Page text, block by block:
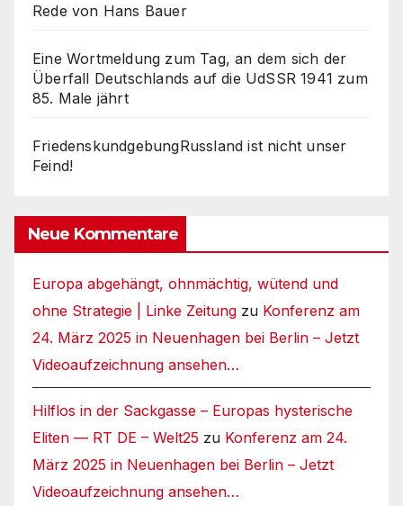
Rede von Hans Bauer
Eine Wortmeldung zum Tag, an dem sich der
Überfall Deutschlands auf die UdSSR 1941 zum
85. Male jährt
FriedenskundgebungRussland ist nicht unser
Feind!
Neue Kommentare
Europa abgehängt, ohnmächtig, wütend und
ohne Strategie | Linke Zeitung zu Konferenz am
24. März 2025 in Neuenhagen bei Berlin – Jetzt
Videoaufzeichnung ansehen…
Hilflos in der Sackgasse – Europas hysterische
Eliten — RT DE – Welt25 zu Konferenz am 24.
März 2025 in Neuenhagen bei Berlin – Jetzt
Videoaufzeichnung ansehen…